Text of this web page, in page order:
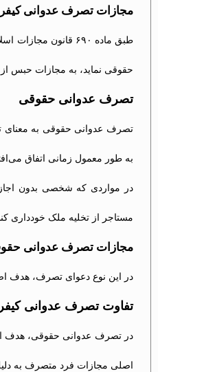
مجازات تصرف عدوانی
طبق ماده ۶۹۰
حقوقی نماید، به مجازات حبس
تصرف عدوانی حقوقی
تصرف عدوانی حقوقی به معنای
به طور معمول زمانی اتفاق
در مواردی که شخصی بدون
مستاجر از تخلیه ملک خودداری
مجازات تصرف عدوانی
در این نوع دعوای تصرف، هدف
تفاوت تصرف عدوانی
در تصرف عدوانی حقوقی، هدف
اصلی مجازات فرد متصرف به